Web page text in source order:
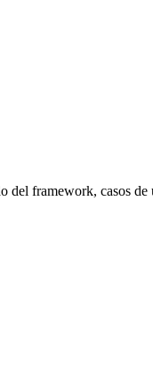
del framework, casos